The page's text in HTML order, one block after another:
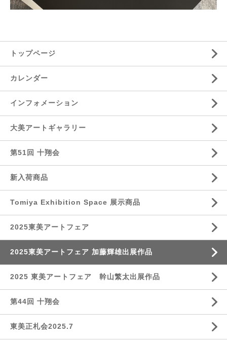
トップページ
カレンダー
インフォメーション
大美アートギャラリー
第51回 十翔会
新入荷商品
Tomiya Exhibition Space 展示商品
2025東美アートフェア
2025東美アートフェア 加藤輝雄出展作品
2025 東美アートフェア 幹山繁太出展作品
第44回 十翔会
東美正札会2025.7